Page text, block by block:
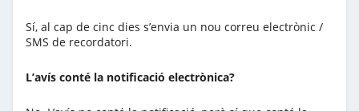
Sí, al cap de cinc dies s’envia un nou correu electrònic /
SMS de recordatori.
L’avís conté la notificació electrònica?